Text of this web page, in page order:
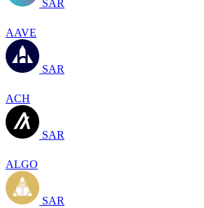
SAR
AAVE
SAR
ACH
SAR
ALGO
SAR